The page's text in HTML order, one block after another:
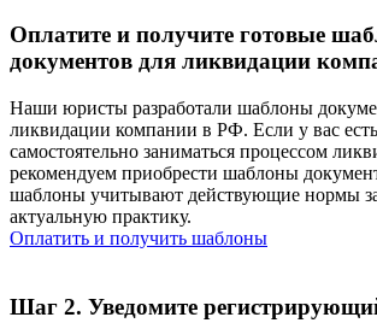
Оплатите и получите готовые
документов для ликвидации
Наши юристы разработали шаблоны
ликвидации компании в РФ. Если у вас
самостоятельно заниматься процессом
рекомендуем приобрести шаблоны
шаблоны учитывают действующие нормы
актуальную практику.
Оплатить и получить шаблоны
Шаг 2. Уведомите